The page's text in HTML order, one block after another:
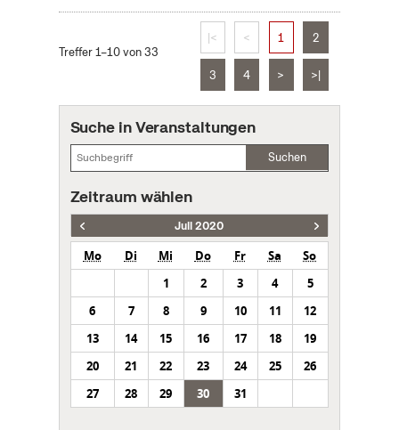
Treffer 1–10 von 33
|< < 1 2
3 4 > >|
Suche in Veranstaltungen
Suchen
Zeitraum wählen
Juli 2020
Mo Di Mi Do Fr Sa
So
1
2 3 4
5
6
7 8 9 10 11
12
13
14 15 16 17 18
19
20
21 22 23 24 25
26
27
28 29 30 31